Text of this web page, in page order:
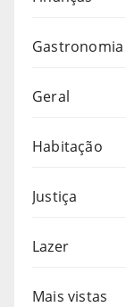
Gastronomia
Geral
Habitação
Justiça
Lazer
Mais vistas